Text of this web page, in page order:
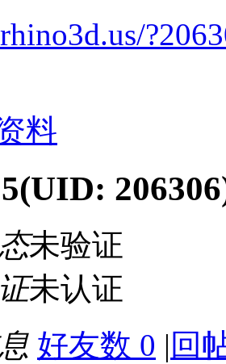
料
(UID:
未验证
未认证
好友数 0 | 回